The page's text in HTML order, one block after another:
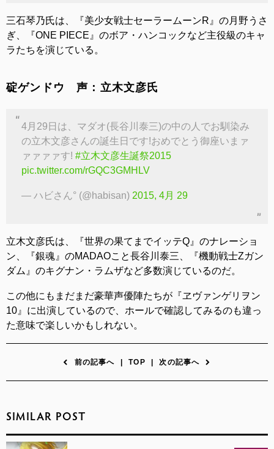
三石琴乃氏は、『美少女戦士セーラームーンR』の月野うさ
ぎ、『ONE PIECE』のボア・ハンコックなど主役級のキャ
ラたちを演じている。
碇ゲンドウ 声：立木文彦氏
4月29日は、マダオ(長谷川泰三)の中の人でお馴染み
の立木文彦さんの誕生日です!おめでとう御座いまァ
ァァァァす! #立木文彦生誕祭2015
pic.twitter.com/rGQC3GMHLV
— ハビさん° (@habisan) 2015, 4月 29
立木文彦氏は、『世界の果てまでイッテQ』のナレーショ
ン、『銀魂』のMADAOこと長谷川泰三、『機動戦士Ζガン
ダム』のキグナン・ラムザなど多数演じているのだ。
この他にもまだまだ豪華声優陣たちが『ヱヴァンゲリヲン
10』に出演しているので、ホールで確認してみるのも違っ
た意味で楽しいかもしれない。
前の記事へ TOP 次の記事へ
SIMILAR POST